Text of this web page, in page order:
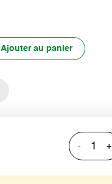
Ajouter au panier
- +